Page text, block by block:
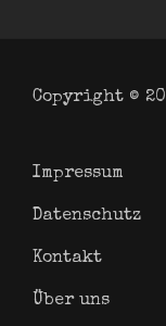
Copyright ©
Impressum
Datenschutz
Kontakt
Über uns